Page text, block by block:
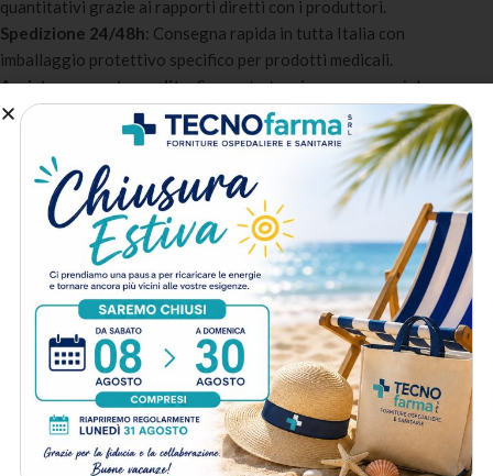
quantitativi grazie ai rapporti diretti con i produttori.
Spedizione 24/48h: Consegna rapida in tutta Italia con
imballaggio protettivo specifico per prodotti medicali.
Assistenza post-vendita: Supporto tecnico e commerciale
dedicato per professionisti e strutture sanitarie.
A chi è destinato:
Medici e professionisti sanitari: Per dotare lo studio medico o
l’ambulatorio con prodotti di qualità certificata.
Cliniche e strutture ospedaliere: Per ordini periodici con servizio
personalizzato e fatturazione PA.
Centri estetici e farmacie: Per completare la dotazione
professionale con prodotti selezionati.
Metodo di spedizione
Prodotti correlati